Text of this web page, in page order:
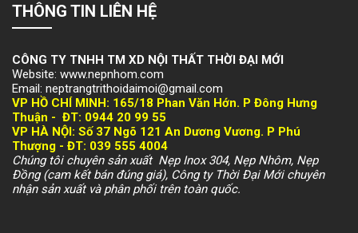
THÔNG TIN LIÊN HỆ
CÔNG TY TNHH TM XD NỘI THẤT THỜI ĐẠI MỚI
Website: www.nepnhom.com
Email: neptrangtrithoidaimoi@gmail.com
VP HỒ CHÍ MINH: 165/18 Phan Văn Hớn. P Đông Hưng
Thuận - ĐT: 0944 20 99 55
VP HÀ NỘI: Số 37 Ngõ 121 An Dương Vương. P Phú
Thượng - ĐT: 039 555 4004
Chúng tôi chuyên sản xuất Nẹp Inox 304, Nẹp Nhôm, Nẹp
Đồng (cam kết bán đúng giá), Công ty Thời Đại Mới chuyên
nhận sản xuất và phân phối trên toàn quốc.